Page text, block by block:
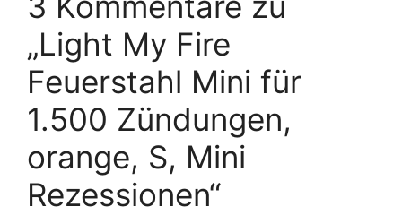
„Light My Fire
Feuerstahl Mini für
1.500 Zündungen,
orange, S, Mini
Rezessionen“